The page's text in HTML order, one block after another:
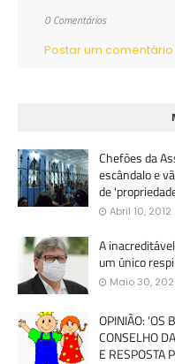
0 Comentários
Postar um comentário
Chefões da
escândalo e
de
Abril 10, 2012
A
um único
Maio 30,
OPINIÃO: 'OS
CONSELHO
E RESPOSTA